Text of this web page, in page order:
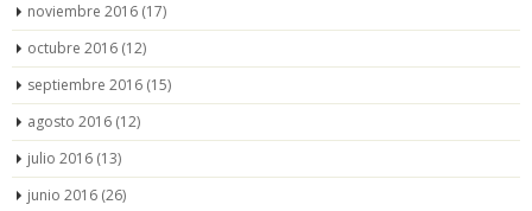
noviembre 2016 (17)
octubre 2016 (12)
septiembre 2016 (15)
agosto 2016 (12)
julio 2016 (13)
junio 2016 (26)